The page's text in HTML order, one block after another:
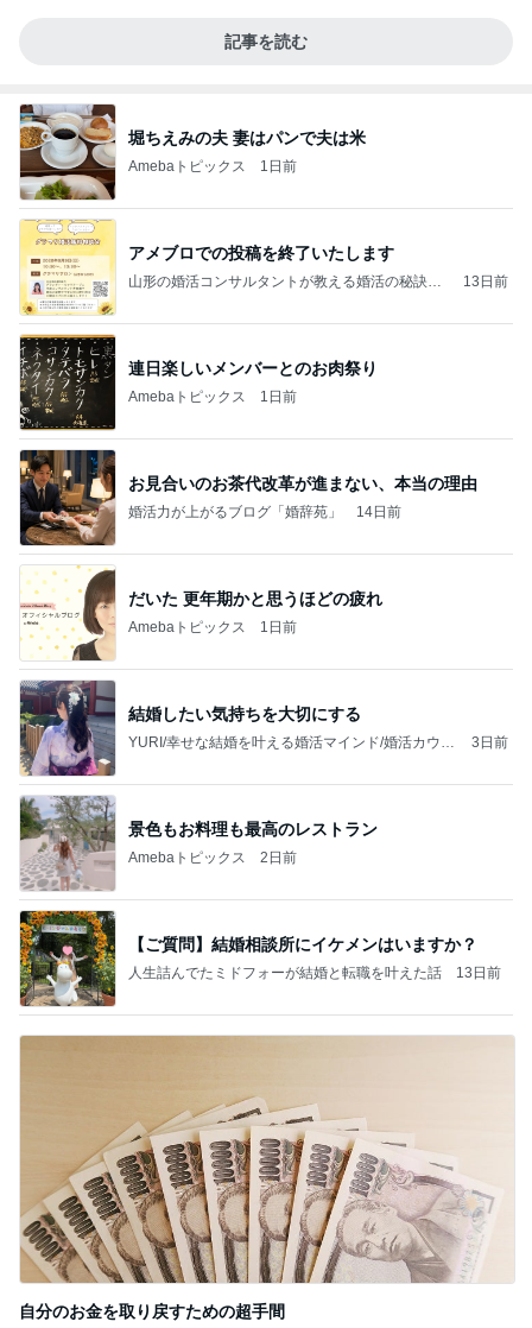
記事を読む
堀ちえみの夫 妻はパンで夫は米
Amebaトピックス 1日前
アメブロでの投稿を終了いたします
山形の婚活コンサルタントが教える婚活の秘訣！
13日前
連日楽しいメンバーとのお肉祭り
Amebaトピックス 1日前
お見合いのお茶代改革が進まない、本当の理由
婚活力が上がるブログ「婚辞苑」 14日前
だいた 更年期かと思うほどの疲れ
Amebaトピックス 1日前
結婚したい気持ちを大切にする
YURI/幸せな結婚を叶える婚活マインド/婚活カウン
3日前
景色もお料理も最高のレストラン
Amebaトピックス 2日前
【ご質問】結婚相談所にイケメンはいますか？
人生詰んでたミドフォーが結婚と転職を叶えた話 13日前
自分のお金を取り戻すための超手間